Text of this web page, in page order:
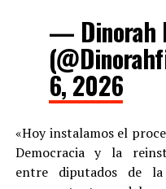
— Dinorah
6, 2026
«Hoy instalamos el
Democracia y la
entre diputados de